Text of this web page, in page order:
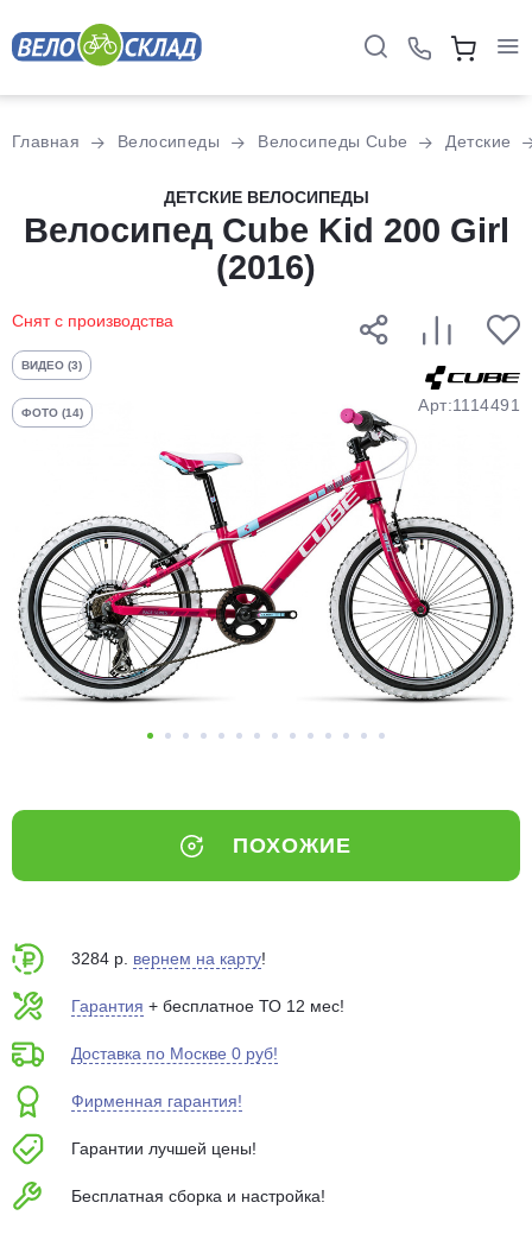
Главная Велосипеды Велосипеды Cube Детские
ДЕТСКИЕ ВЕЛОСИПЕДЫ
Велосипед Cube Kid 200 Girl
(2016)
Снят с производства
ВИДЕО (3)
ФОТО (14) Арт:1114491
ПОХОЖИЕ
3284 р. вернем на карту!
Гарантия + бесплатное ТО 12 мес!
Доставка по Москве 0 руб!
Фирменная гарантия!
Гарантии лучшей цены!
Бесплатная сборка и настройка!
Разбейте
оплатуна части
без переплат
График платежей
Добавляйте товары
в корзину
Оплачивайте сегодня только
25% картой любого банка
выбранный способом
Оставшиеся75% будут
Подробнее
Остались вопросы?